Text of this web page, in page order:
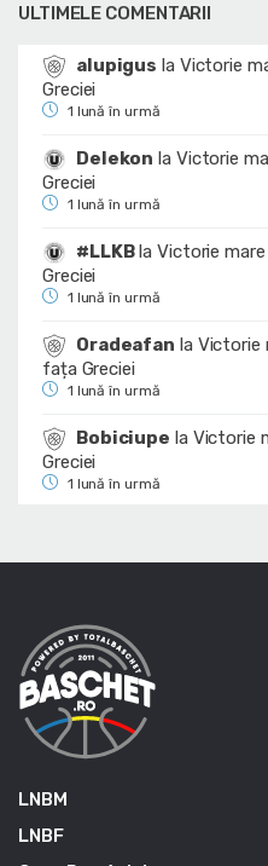
ULTIMELE COMENTARII
alupigus la Victorie
Greciei
1 lună în urmă
Delekon la Victorie
Greciei
1 lună în urmă
#LLKBlaVictorie
Greciei
1 lună în urmă
Oradeafan la Victorie
fața Greciei
1 lună în urmă
Bobiciupe la Victorie
Greciei
1 lună în urmă
LNBM
LNBF